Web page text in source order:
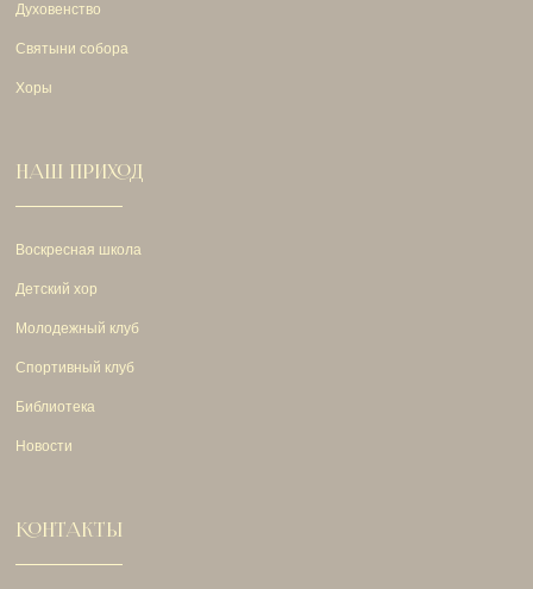
Духовенство
Святыни собора
Хоры
НАШ ПРИХОД
Воскресная школа
Детский хор
Молодежный клуб
Спортивный клуб
Библиотека
Новости
КОНТАКТЫ